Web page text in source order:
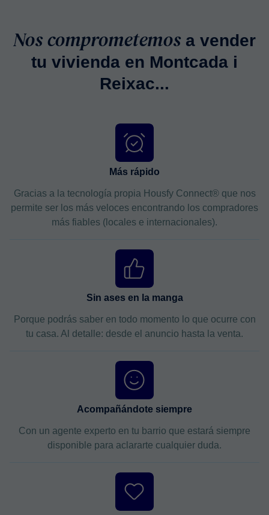
Nos comprometemos a vender
tu vivienda en Montcada i
Reixac...
Más rápido
Gracias a la tecnología propia Housfy Connect® que nos
permite ser los más veloces encontrando los compradores
más fiables (locales e internacionales).
Sin ases en la manga
Porque podrás saber en todo momento lo que ocurre con
tu casa. Al detalle: desde el anuncio hasta la venta.
Acompañándote siempre
Con un agente experto en tu barrio que estará siempre
disponible para aclararte cualquier duda.